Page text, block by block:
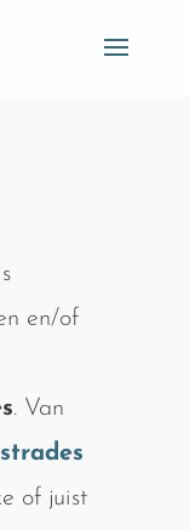
en/of
. Van
of juist